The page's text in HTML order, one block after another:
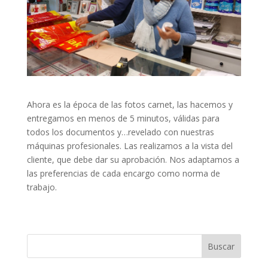
Ahora es la época de las fotos carnet, las hacemos y
entregamos en menos de 5 minutos, válidas para
todos los documentos y…revelado con nuestras
máquinas profesionales. Las realizamos a la vista del
cliente, que debe dar su aprobación. Nos adaptamos a
las preferencias de cada encargo como norma de
trabajo.
Buscar